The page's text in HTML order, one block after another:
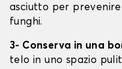
asciutto per
funghi.
3- Conserva in una
telo in uno spazio